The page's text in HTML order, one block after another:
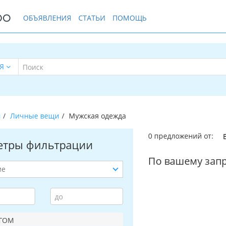
ОБЪЯВЛЕНИЯ СТАТЬИ ПОМОЩЬ
Личные вещи Мужская одежда
фильтрации
0 предложений от:
По вашему